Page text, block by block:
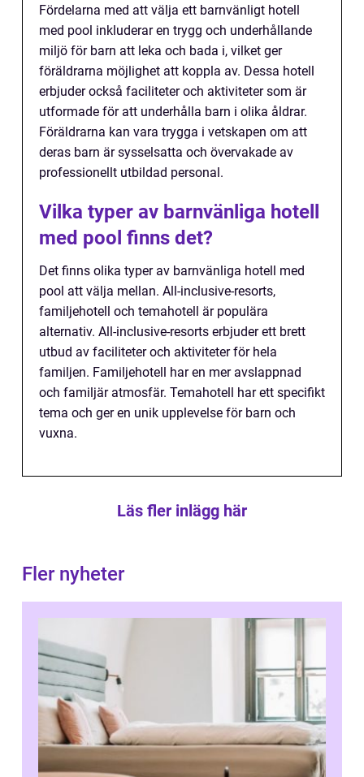
Fördelarna med att välja ett barnvänligt hotell
med pool inkluderar en trygg och underhållande
miljö för barn att leka och bada i, vilket ger
föräldrarna möjlighet att koppla av. Dessa hotell
erbjuder också faciliteter och aktiviteter som är
utformade för att underhålla barn i olika åldrar.
Föräldrarna kan vara trygga i vetskapen om att
deras barn är sysselsatta och övervakade av
professionellt utbildad personal.
Vilka typer av barnvänliga hotell
med pool finns det?
Det finns olika typer av barnvänliga hotell med
pool att välja mellan. All-inclusive-resorts,
familjehotell och temahotell är populära
alternativ. All-inclusive-resorts erbjuder ett brett
utbud av faciliteter och aktiviteter för hela
familjen. Familjehotell har en mer avslappnad
och familjär atmosfär. Temahotell har ett specifikt
tema och ger en unik upplevelse för barn och
vuxna.
Läs fler inlägg här
Fler nyheter